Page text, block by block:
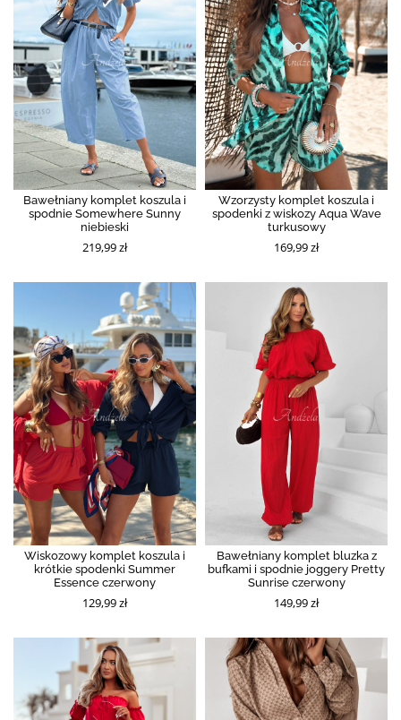
Bawełniany komplet koszula i
spodnie Somewhere Sunny
niebieski
219,99 zł
Wzorzysty komplet koszula i
spodenki z wiskozy Aqua Wave
turkusowy
169,99 zł
Wiskozowy komplet koszula i
krótkie spodenki Summer
Essence czerwony
129,99 zł
Bawełniany komplet bluzka z
bufkami i spodnie joggery Pretty
Sunrise czerwony
149,99 zł